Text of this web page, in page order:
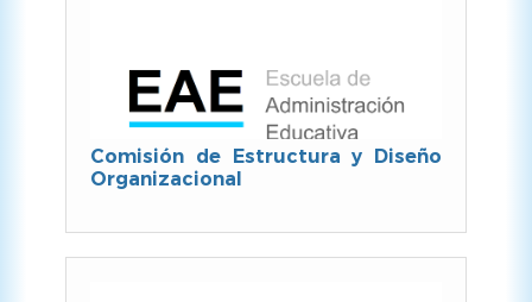
Comisión de Estructura y Diseño
Organizacional